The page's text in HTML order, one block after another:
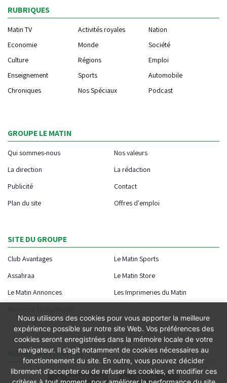
RUBRIQUES
Matin TV Activités royales
Nation
Economie
Monde
Société
Culture
Régions
Emploi
Enseignement
Sports
Automobile
Chroniques
Nos Spéciaux Podcast
GROUPE LE MATIN
Qui sommes-nous
Nos valeurs
La direction
La rédaction
Publicité
Contact
Plan du site
Offres d'emploi
SITE DU GROUPE
Club Avantages
Le Matin Sports
Assahraa
Le Matin Store
Le Matin Annonces
Les Imprimeries du Matin
NOTRE APPLICATION
Nous utilisons des cookies pour vous apporter la meilleure
expérience possible sur notre site Web. Vos préférences des
cookies seront enregistrées dans la mémoire locale de votre
navigateur. Il s’agit notamment de cookies nécessaires au
fonctionnement du site. En outre, vous pouvez décider
librement d’accepter ou de refuser les cookies, et modifier ces